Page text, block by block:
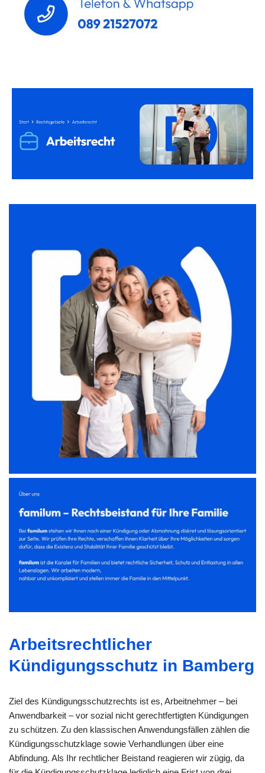
Arbeitsrechtlicher
Kündigungsschutz in Bamberg
Ziel des Kündigungsschutzrechts ist es, Arbeitnehmer – bei
Anwendbarkeit – vor sozial nicht gerechtfertigten Kündigungen
zu schützen. Zu den klassischen Anwendungsfällen zählen die
Kündigungsschutzklage sowie Verhandlungen über eine
Abfindung. Als Ihr rechtlicher Beistand reagieren wir zügig, da